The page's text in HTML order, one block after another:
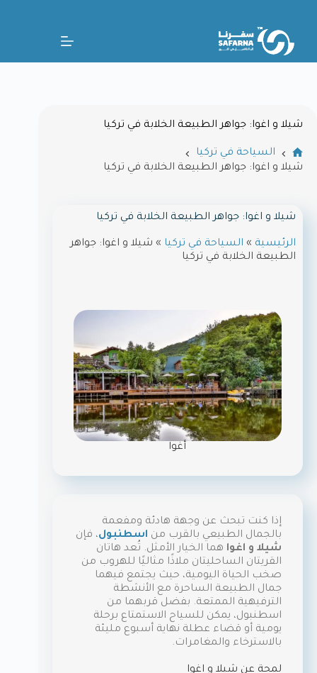
شيلا و اغوا: جواهر الطبيعة الخلابة في تركيا
السياحة في تركيا
شيلا و اغوا: جواهر الطبيعة الخلابة في تركيا
شيلا و اغوا: جواهر الطبيعة الخلابة في تركيا
الرئيسية » السياحة في تركيا » شيلا و اغوا: جواهر
الطبيعة الخلابة في تركيا
أغوا
إذا كنت تبحث عن وجهة هادئة ومفعمة
بالجمال الطبيعي بالقرب من اسطنبول، فإن
شيلا و اغوا هما الخيار الأمثل. تُعد هاتان
القريتان الساحليتان ملاذًا مثاليًا للهروب من
صخب الحياة اليومية، حيث يجتمع فيهما
جمال الطبيعة الساحرة مع الأنشطة
الترفيهية الممتعة. بفضل قربهما من
اسطنبول، يمكن للسياح الاستمتاع برحلة
يومية أو قضاء عطلة نهاية أسبوع مليئة
بالاسترخاء والمغامرات.
لمحة عن شيلا و اغوا